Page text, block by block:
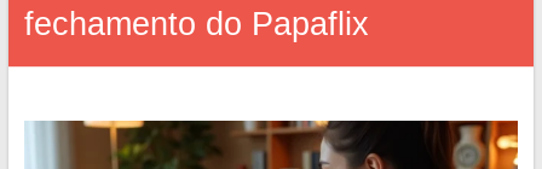
fechamento do Papaflix